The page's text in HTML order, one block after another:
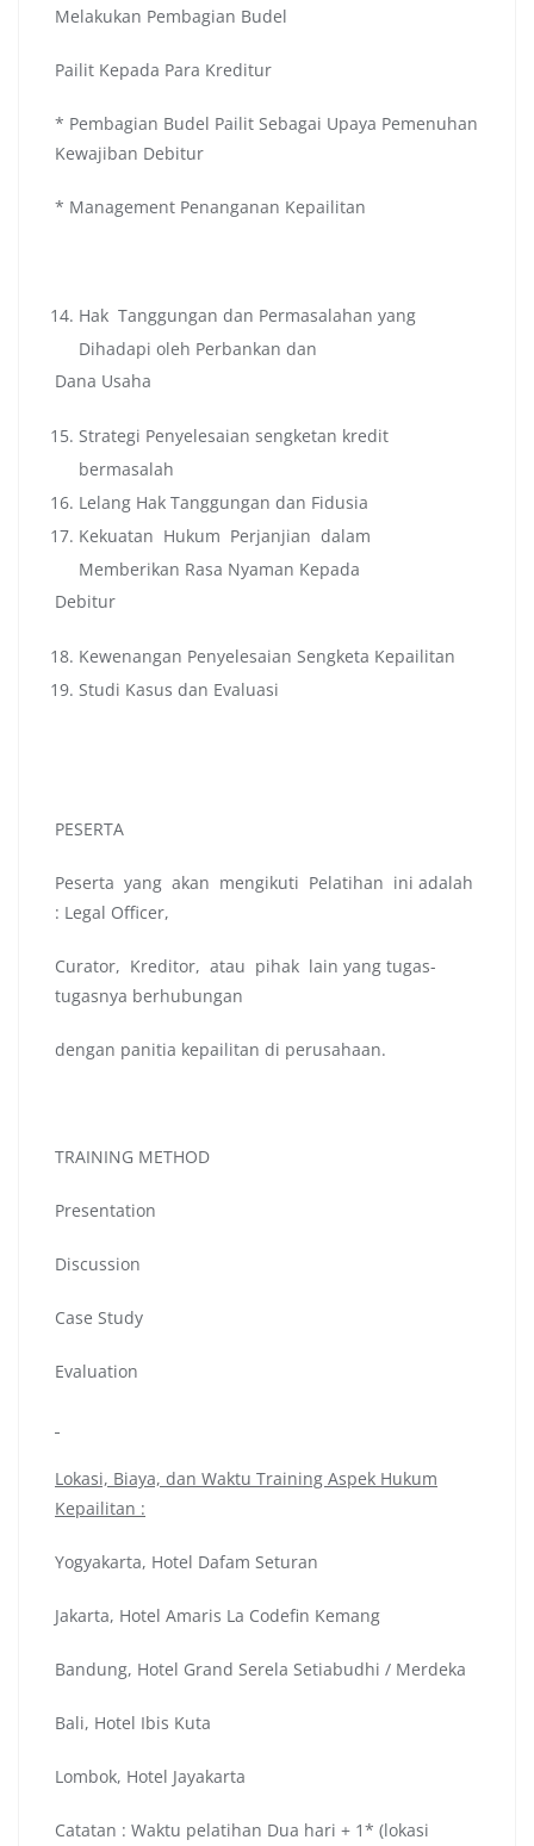
Melakukan Pembagian Budel
Pailit Kepada Para Kreditur
* Pembagian Budel Pailit Sebagai Upaya Pemenuhan
Kewajiban Debitur
* Management Penanganan Kepailitan
Hak Tanggungan dan Permasalahan yang
Dihadapi oleh Perbankan dan
Dana Usaha
Strategi Penyelesaian sengketan kredit
bermasalah
Lelang Hak Tanggungan dan Fidusia
Kekuatan Hukum Perjanjian dalam
Memberikan Rasa Nyaman Kepada
Debitur
Kewenangan Penyelesaian Sengketa Kepailitan
Studi Kasus dan Evaluasi
PESERTA
Peserta yang akan mengikuti Pelatihan ini adalah
: Legal Officer,
Curator, Kreditor, atau pihak lain yang tugas-
tugasnya berhubungan
dengan panitia kepailitan di perusahaan.
TRAINING METHOD
Presentation
Discussion
Case Study
Evaluation
Lokasi, Biaya, dan Waktu Training Aspek Hukum
Kepailitan :
Yogyakarta, Hotel Dafam Seturan
Jakarta, Hotel Amaris La Codefin Kemang
Bandung, Hotel Grand Serela Setiabudhi / Merdeka
Bali, Hotel Ibis Kuta
Lombok, Hotel Jayakarta
Catatan : Waktu pelatihan Dua hari + 1* (lokasi